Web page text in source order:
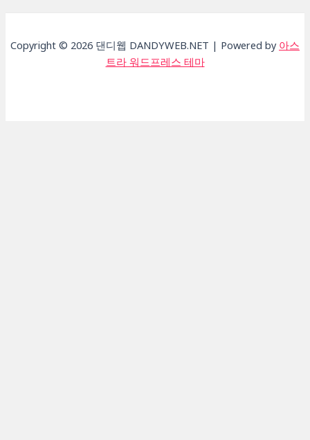
Copyright © 2026 댄디웹 DANDYWEB.NET | Powered by 아스
트라 워드프레스 테마